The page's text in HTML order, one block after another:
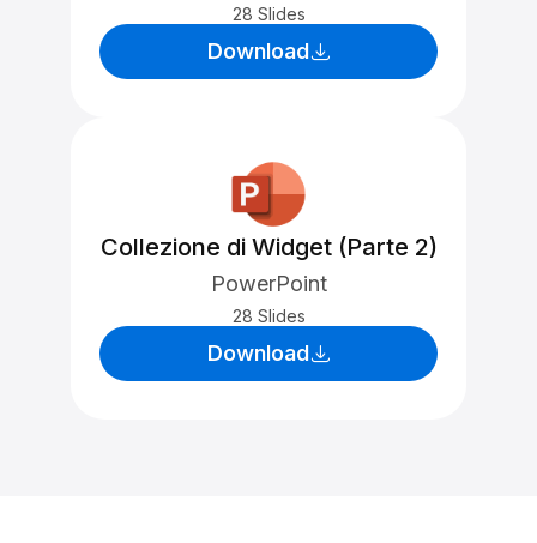
28 Slides
Download
Collezione di Widget (Parte 2)
PowerPoint
28 Slides
Download